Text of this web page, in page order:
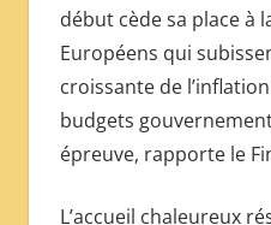
ОБЗОР
МЕЖДУНАРОДНОЙ
ПРЕССЫ
début cède sa place à
Européens qui
croissante de
budgets
épreuve, rapporte le
L’accueil chaleureux